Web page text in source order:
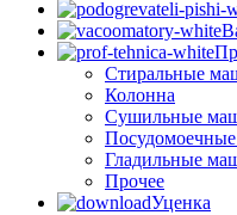
Стиральные
Колонна
Сушильные
Гладильные
Прочее
Уценка